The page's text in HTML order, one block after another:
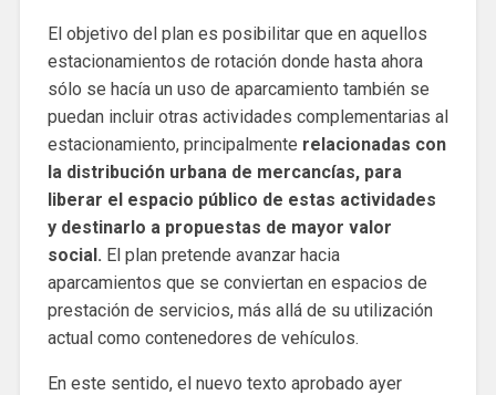
El objetivo del plan es posibilitar que en aquellos
estacionamientos de rotación donde hasta ahora
sólo se hacía un uso de aparcamiento también se
puedan incluir otras actividades complementarias al
estacionamiento, principalmente relacionadas con
la distribución urbana de mercancías, para
liberar el espacio público de estas actividades
y destinarlo a propuestas de mayor valor
social. El plan pretende avanzar hacia
aparcamientos que se conviertan en espacios de
prestación de servicios, más allá de su utilización
actual como contenedores de vehículos.
En este sentido, el nuevo texto aprobado ayer